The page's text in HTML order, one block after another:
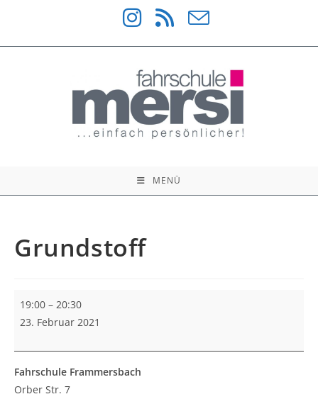
springen
MENÜ
Grundstoff
19:00 – 20:30
23. Februar 2021
Fahrschule Frammersbach
Orber Str. 7